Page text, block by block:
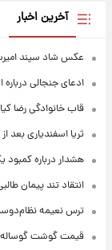
آخرین اخبار
عکس شاد سپند
ادعای جنجالی درباره
قاب خانوادگی رضا
ثریا اسفندیاری بعد
هشدار درباره کمبود
انتقاد تند پیمان
ترس نعیمه
قیمت گوشت گوساله و گوسفند